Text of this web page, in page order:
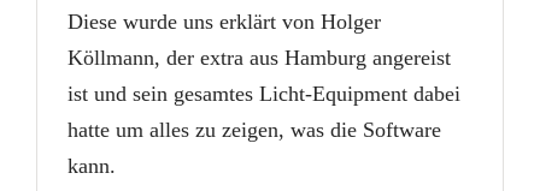
Diese wurde uns erklärt von Holger
Köllmann, der extra aus Hamburg angereist
ist und sein gesamtes Licht-Equipment dabei
hatte um alles zu zeigen, was die Software
kann.